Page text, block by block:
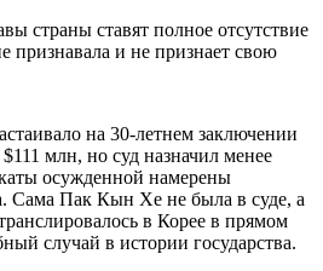
страны ставят полное отсутствие
признавала и не признает свою
на 30-летнем заключении
млн, но суд назначил менее
осужденной намерены
Сама Пак Кын Хе не была в суде, а
в Корее в прямом
случай в истории государства.